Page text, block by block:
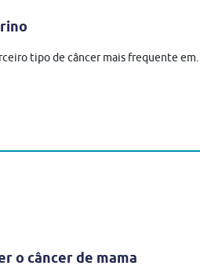
tipo de câncer mais frequente em...
o câncer de mama